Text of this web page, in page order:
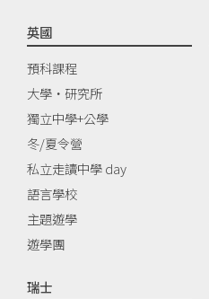
英國
預科課程
大學‧研究所
獨立中學+公學
冬/夏令營
私立走讀中學 day
語言學校
主題遊學
遊學團
瑞士